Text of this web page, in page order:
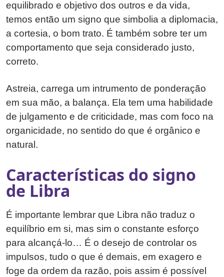
equilibrado e objetivo dos outros e da vida,
temos então um signo que simbolia a diplomacia,
a cortesia, o bom trato. É também sobre ter um
comportamento que seja considerado justo,
correto.
Astreia, carrega um intrumento de ponderação
em sua mão, a balança. Ela tem uma habilidade
de julgamento e de criticidade, mas com foco na
organicidade, no sentido do que é orgânico e
natural.
Características do signo
de Libra
É importante lembrar que Libra não traduz o
equilíbrio em si, mas sim o constante esforço
para alcançá-lo… É o desejo de controlar os
impulsos, tudo o que é demais, em exagero e
foge da ordem da razão, pois assim é possível